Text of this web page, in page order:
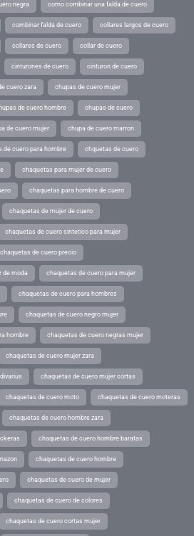
negra como combinar una falda de cuero
combinar falda de cuero collares largos de cuero
collares de cuero collar de cuero
cinturones de cuero cinturon de cuero
cuero zara chupas de cuero mujer
de cuero hombre chupas de cuero
de cuero mujer chupa de cuero marron
de cuero para hombre chquetas de cuero
chaquetas para mujer de cuero
chaquetas para hombre de cuero
chaquetas de mujer de cuero
chaquetas de cuero sintetico para mujer
chaquetas de cuero precio
de moda chaquetas de cuero para mujer
chaquetas de cuero para hombres
chaquetas de cuero negro mujer
hombre chaquetas de cuero negras mujer
chaquetas de cuero mujer zara
chaquetas de cuero mujer cortas
chaquetas de cuero moto chaquetas de cuero moteras
chaquetas de cuero hombre zara
chaquetas de cuero hombre baratas
chaquetas de cuero hombre
chaquetas de cuero de mujer
chaquetas de cuero de colores
chaquetas de cuero cortas mujer